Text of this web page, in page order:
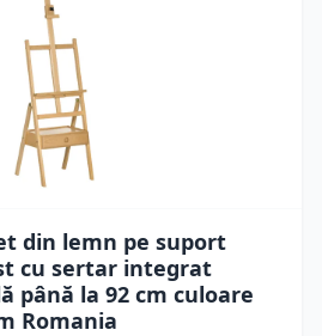
din lemn pe suport
cu sertar integrat
până la 92 cm culoare
Romania